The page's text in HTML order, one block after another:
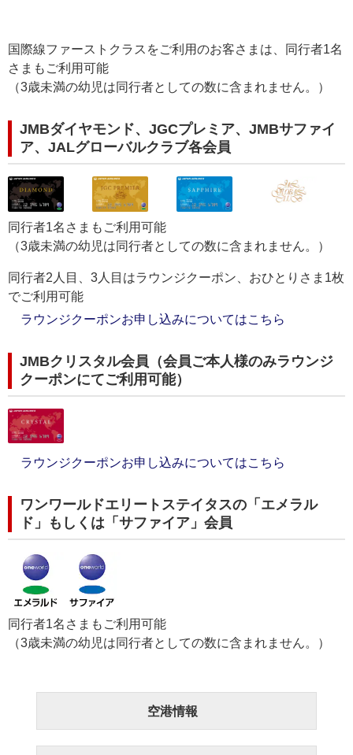
国際線ファーストクラスをご利用のお客さまは、同行者1名
さまもご利用可能
（3歳未満の幼児は同行者としての数に含まれません。）
JMBダイヤモンド、JGCプレミア、JMBサファイ
ア、JALグローバルクラブ各会員
同行者1名さまもご利用可能
（3歳未満の幼児は同行者としての数に含まれません。）
同行者2人目、3人目はラウンジクーポン、おひとりさま1枚
でご利用可能
ラウンジクーポンお申し込みについてはこちら
JMBクリスタル会員（会員ご本人様のみラウンジ
クーポンにてご利用可能）
ラウンジクーポンお申し込みについてはこちら
ワンワールドエリートステイタスの「エメラル
ド」もしくは「サファイア」会員
同行者1名さまもご利用可能
（3歳未満の幼児は同行者としての数に含まれません。）
空港情報